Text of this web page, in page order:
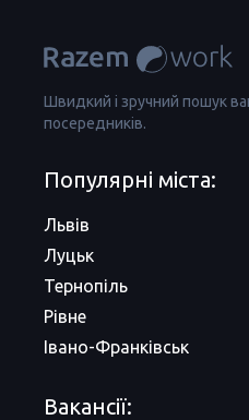
Швидкий і зручний пошук
посередників.
Популярні міста:
Львів
Луцьк
Тернопіль
Рівне
Івано-Франківськ
Вакансії: